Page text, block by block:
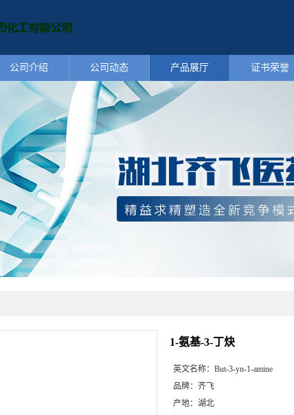
公司介绍 公司动态 产品展厅 证书荣誉
1-氨基-3-丁炔
英文名称： But-3-yn-1-amine
品牌： 齐飞
产地： 湖北